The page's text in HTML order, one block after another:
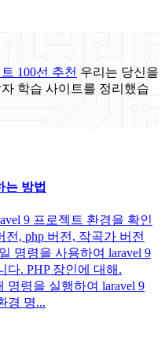
100선 추천 우리는 당신을
학습 사이트를 정리했습
는 방법
9 프로젝트 환경을 확인
, php 버전, 작곡가 버전
명령을 사용하여 laravel 9
다. PHP 장인에 대해.
명령을 실행하여 laravel 9
경 명...